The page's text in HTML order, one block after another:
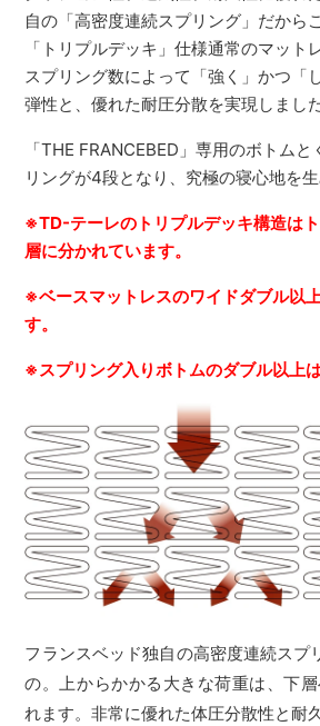
自の「高密度連続スプリング」だから
「トリプルデッキ」仕様通常のマット
スプリング数によって「強く」かつ「
弾性と、優れた耐圧分散を実現しました
「THE FRANCEBED」専用のボトム
リングが4段となり、究極の寝心地を
※TD-テーレのトリプルデッキ構造は
層に分かれています。
※ベースマットレスのワイドダブル以
す。
※スプリング入りボトムのダブル以上
フランスベッド独自の高密度連続スプ
の。上からかかる大きな荷重は、下
れます。非常に優れた体圧分散性と耐